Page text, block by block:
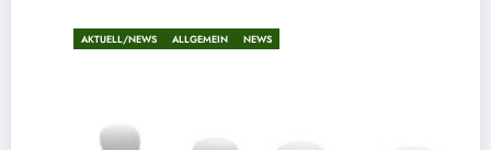
AKTUELL/NEWS ALLGEMEIN NEWS